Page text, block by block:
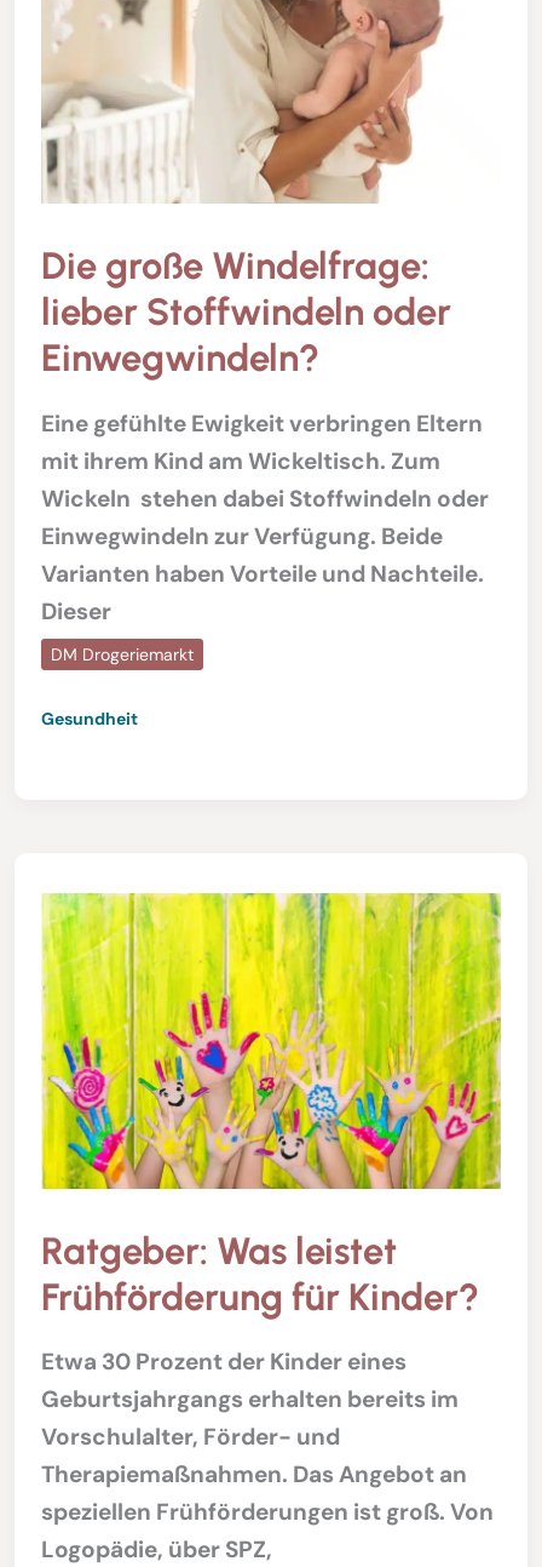
Die große Windelfrage:
lieber Stoffwindeln oder
Einwegwindeln?
Eine gefühlte Ewigkeit verbringen Eltern
mit ihrem Kind am Wickeltisch. Zum
Wickeln stehen dabei Stoffwindeln oder
Einwegwindeln zur Verfügung. Beide
Varianten haben Vorteile und Nachteile.
Dieser
DM Drogeriemarkt
Gesundheit
Ratgeber: Was leistet
Frühförderung für Kinder?
Etwa 30 Prozent der Kinder eines
Geburtsjahrgangs erhalten bereits im
Vorschulalter, Förder- und
Therapiemaßnahmen. Das Angebot an
speziellen Frühförderungen ist groß. Von
Logopädie, über SPZ,